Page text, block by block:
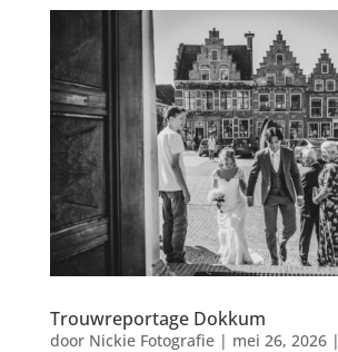
Trouwreportage Dokkum
door Nickie Fotografie| mei 26, 2026|